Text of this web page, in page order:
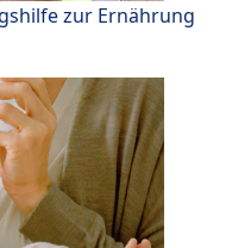
zur Ernährung